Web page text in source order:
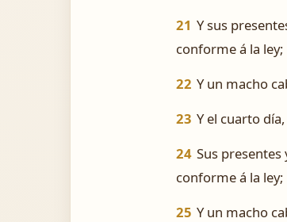
21 Y sus
conforme á la ley;
22 Y un macho
23 Y el cuarto
24 Sus
conforme á la ley;
25 Y un macho